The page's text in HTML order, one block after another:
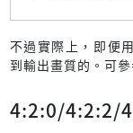
不過實際上，即便
到輸出畫質的。可參
4:2:0/4:2:2/